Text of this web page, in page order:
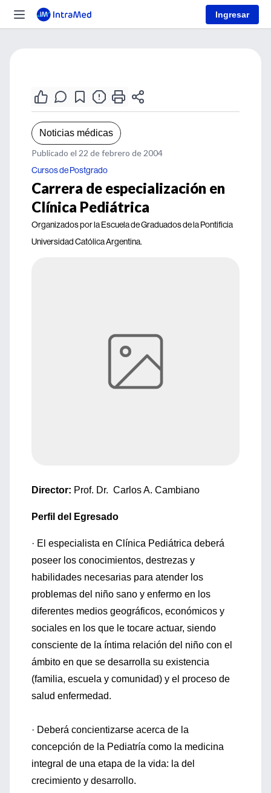
Ingresar
Noticias médicas
Publicado el 22 de febrero de 2004
Cursos de Postgrado
Carrera de especialización en
Clínica Pediátrica
Organizados por la Escuela de Graduados de la Pontificia
Universidad Católica Argentina.
Director: Prof. Dr. Carlos A. Cambiano
Perfil del Egresado
· El especialista en Clínica Pediátrica deberá
poseer los conocimientos, destrezas y
habilidades necesarias para atender los
problemas del niño sano y enfermo en los
diferentes medios geográficos, económicos y
sociales en los que le tocare actuar, siendo
consciente de la íntima relación del niño con el
ámbito en que se desarrolla su existencia
(familia, escuela y comunidad) y el proceso de
salud enfermedad.
· Deberá concientizarse acerca de la
concepción de la Pediatría como la medicina
integral de una etapa de la vida: la del
crecimiento y desarrollo.